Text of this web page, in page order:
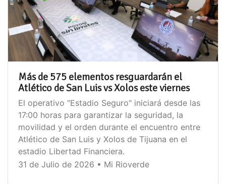
Más de 575 elementos resguardarán el
Atlético de San Luis vs Xolos este viernes
El operativo "Estadio Seguro" iniciará desde las
17:00 horas para garantizar la seguridad, la
movilidad y el orden durante el encuentro entre
Atlético de San Luis y Xolos de Tijuana en el
estadio Libertad Financiera.
31 de Julio de 2026 • Mi Rioverde